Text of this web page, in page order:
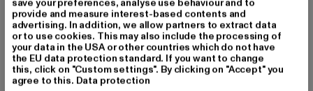
Materialzusammensetzung: 80% Baumwolle, 20%
Polyester
Art.Nr: JCAP176-19251
Hersteller: INK GmbH |support@juicycouture.com
save your preferences, analyse use behaviour and to
provide and measure interest-based contents and
advertising. In addition, we allow partners to extract data
or to use cookies. This may also include the processing of
your data in the USA or other countries which do not have
the EU data protection standard. If you want to change
this, click on "Custom settings". By clicking on "Accept" you
agree to this. Data protection